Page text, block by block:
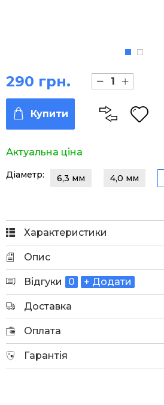
Діаметр: 6,3 мм 4,0 мм
Актуальна ціна
290 грн.
Купити
Характеристики
Опис
Відгуки 0 + Додати
Доставка
Оплата
Гарантія